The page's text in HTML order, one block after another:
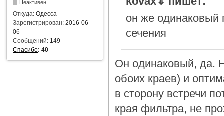
Неактивен
Откуда: Одесса
Зарегистрирован: 2016-06-
06
Сообщений: 149
Спасибо: 40
он же одинаковый
сечения
Он одинаковый, да.
обоих краев) и
в сторону встречи
края фильтра, не